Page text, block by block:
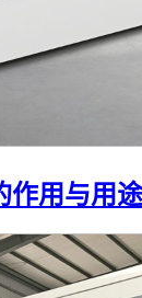
作用与用途